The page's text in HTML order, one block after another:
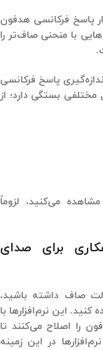
پاسخ فرکانسی هدفون
با منحنی صاف‌تر را
پاسخ فرکانسی
بستگی دارد؛ از
می‌کنید، لزوماً
برای صدای
صاف داشته باشید،
کنید. این نرم‌افزارها با
را اصلاح می‌کنند تا
در این زمینه